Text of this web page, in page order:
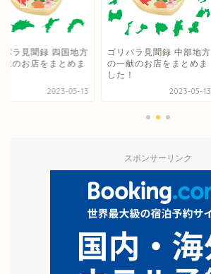
パラ見聞録 四国地方
献のお店をまとめま
2023-05-13
ゴリパラ見聞録 中部地方
の一献のお店をまとめま
した！
2023-05-13
スポンサーリンク